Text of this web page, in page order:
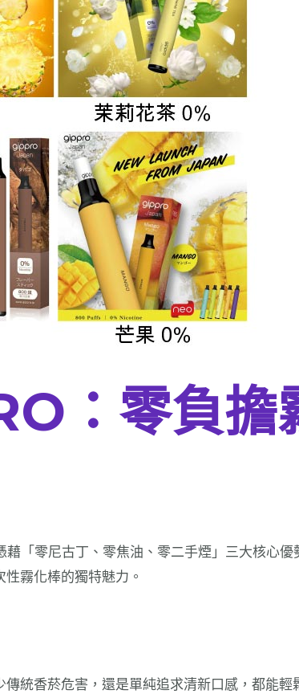
：零負擔
「零尼古丁、零焦油、零二手煙」三大核心優
霧化棒的獨特魅力。
統香菸危害，還是單純追求清新口感，都能輕